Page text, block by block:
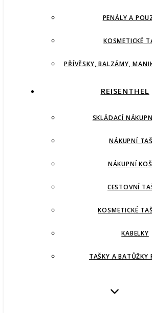
PENÁLY A
KOSMETICKÉ
PŘÍVĚSKY, BALZÁMY,
REISENTHEL
SKLÁDACÍ
NÁKUPNÍ
NÁKUPNÍ
CESTOVNÍ
KOSMETICKÉ
KABELKY
TAŠKY A BATŮŽKY